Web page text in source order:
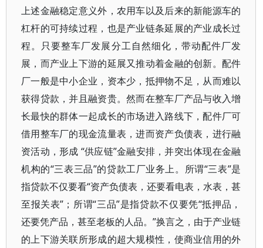
上述金融稳定意义外，农用车以及后来的新能源车的
杠杆的可持续过程，也是产业链条延展的产业成长过
程。只要整车厂发展分工自然细化，带动配件厂发
展，而产业上下游的延展又推动着金融的创新。配件
厂一般是中小企业，资本少，抵押物不足，从而难以
获得贷款，并且融资贵。然而在整车厂产品与收入增
长最快的群体一起成长的市场进入路线下，配件厂可
借用整车厂的现金流量表，进而资产负债表，进行融
资活动，形成 “供应链”金融安排，并突出体现在金融
机构的“三表三品”的贷款工厂业务上。所谓“三表”是
指贷款不仅要看“资产负债表，还要看电表，水表，甚
至报关表”；所谓“三品”是指贷款不仅要凭“抵押品，
还要凭产品，甚至老板的人品。”换言之，由于产业链
的上下游关联所形成的超大规模性，使商业信用的外